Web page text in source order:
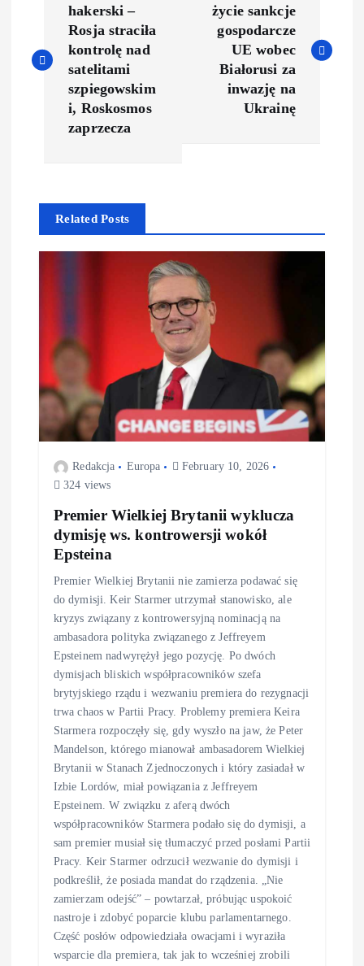
s
v
hakerski –
Rosja straciła
kontrolę nad
satelitami
szpiegowskim
i, Roskosmos
zaprzecza
życie sankcje
gospodarcze
UE wobec
Białorusi za
inwazję na
Ukrainę
Related Posts
Redakcja Europa
February 10, 2026
324 views
Premier Wielkiej Brytanii wyklucza
dymisję ws. kontrowersji wokół
Epsteina
Premier Wielkiej Brytanii nie zamierza podawać się
do dymisji. Keir Starmer utrzymał stanowisko, ale
kryzys związany z kontrowersyjną nominacją na
ambasadora polityka związanego z Jeffreyem
Epsteinem nadwyrężył jego pozycję. Po dwóch
dymisjach bliskich współpracowników szefa
brytyjskiego rządu i wezwaniu premiera do rezygnacji
trwa chaos w Partii Pracy. Problemy premiera Keira
Starmera rozpoczęły się, gdy wyszło na jaw, że Peter
Mandelson, którego mianował ambasadorem Wielkiej
Brytanii w Stanach Zjednoczonych i który zasiadał w
Izbie Lordów, miał powiązania z Jeffreyem
Epsteinem. W związku z aferą dwóch
współpracowników Starmera podało się do dymisji, a
sam premier musiał się tłumaczyć przed posłami Partii
Pracy. Keir Starmer odrzucił wezwanie do dymisji i
podkreślił, że posiada mandat do rządzenia. „Nie
zamierzam odejść” – powtarzał, próbując uspokoić
nastroje i zdobyć poparcie klubu parlamentarnego.
Część posłów odpowiedziała owacjami i wyraziła
wsparcie dla premiera, tak jak to wcześniej zrobili